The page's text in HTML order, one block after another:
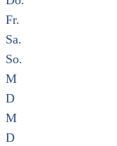
Fr.
Sa.
So.
M
D
M
D